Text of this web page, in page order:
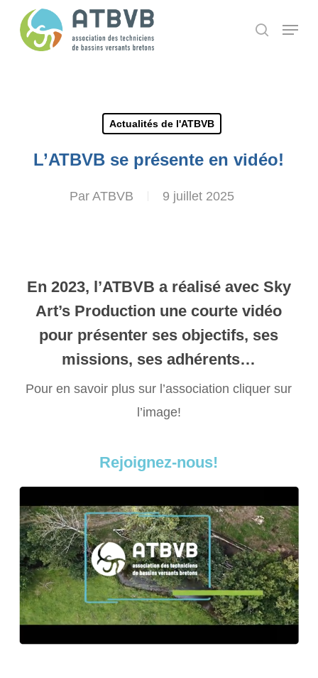
search
Menu
Actualités de l'ATBVB
L’ATBVB se présente en vidéo!
Par ATBVB 9 juillet 2025
En 2023, l’ATBVB a réalisé avec Sky
Art’s Production une courte vidéo
pour présenter ses objectifs, ses
missions, ses adhérents…
Pour en savoir plus sur l’association cliquer sur
l’image!
Rejoignez-nous!
Panneau de gestion des cookies